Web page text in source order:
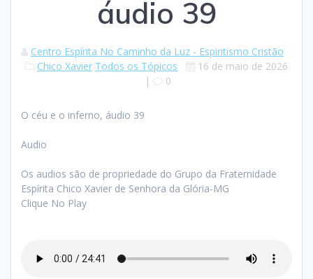
áudio 39
Centro Espírita No Caminho da Luz - Espiritismo Cristão
Chico Xavier Todos os Tópicos
16 de maio de 2026
|
0
O céu e o inferno, áudio 39
Audio
Os audios são de propriedade do Grupo da Fraternidade
Espírita Chico Xavier de Senhora da Glória-MG
Clique No Play